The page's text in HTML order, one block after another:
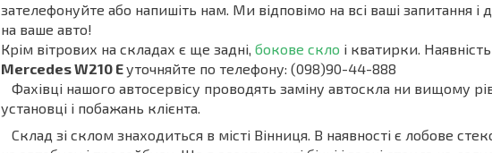
зателефонуйте або напишіть нам. Ми відповімо на всі ваші запитання
на ваше авто!
Крім вітрових на складах є ще задні, бокове скло і кватирки.
Mercedes W210 Eуточняйте по телефону: (098)90-44-888
Фахівці нашого автосервісу проводять заміну автоскла ни вищому
установці і побажань клієнта.
Склад зі склом знаходиться в місті Вінниця. В наявності є лобове